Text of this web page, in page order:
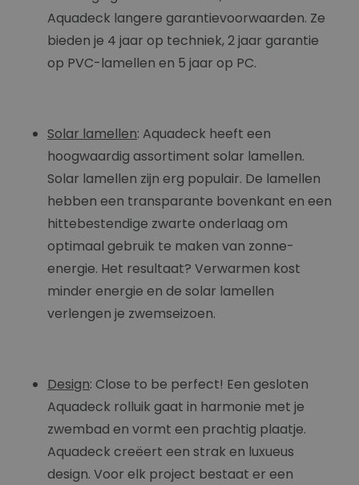
Aquadeck langere garantievoorwaarden. Ze
bieden je 4 jaar op techniek, 2 jaar garantie
op PVC-lamellen en 5 jaar op PC.
Solar lamellen: Aquadeck heeft een
hoogwaardig assortiment solar lamellen.
Solar lamellen zijn erg populair. De lamellen
hebben een transparante bovenkant en een
hittebestendige zwarte onderlaag om
optimaal gebruik te maken van zonne-
energie. Het resultaat? Verwarmen kost
minder energie en de solar lamellen
verlengen je zwemseizoen.
Design: Close to be perfect! Een gesloten
Aquadeck rolluik gaat in harmonie met je
zwembad en vormt een prachtig plaatje.
Aquadeck creëert een strak en luxueus
design. Voor elk project bestaat er een